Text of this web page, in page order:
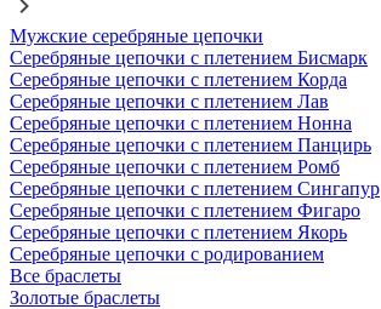
Мужские серебряные цепочки
Серебряные цепочки с плетением Бисмарк
Серебряные цепочки с плетением Корда
Серебряные цепочки с плетением Лав
Серебряные цепочки с плетением Нонна
Серебряные цепочки с плетением Панцирь
Серебряные цепочки с плетением Ромб
Серебряные цепочки с плетением Сингапур
Серебряные цепочки с плетением Фигаро
Серебряные цепочки с плетением Якорь
Серебряные цепочки с родированием
Все браслеты
Золотые браслеты